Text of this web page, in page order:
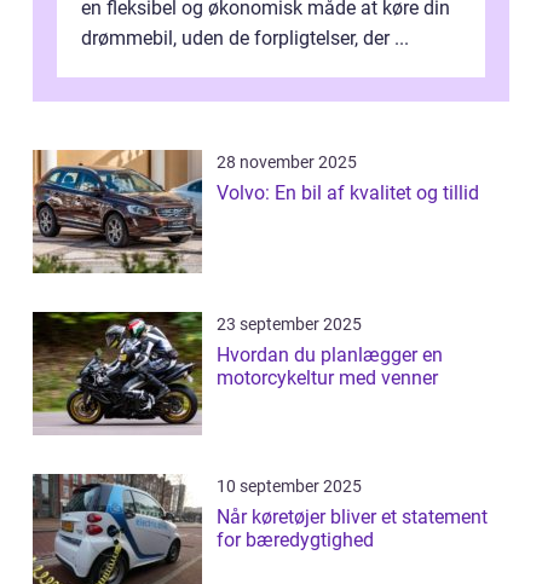
en fleksibel og økonomisk måde at køre din
drømmebil, uden de forpligtelser, der ...
28 november 2025
Volvo: En bil af kvalitet og tillid
23 september 2025
Hvordan du planlægger en
motorcykeltur med venner
10 september 2025
Når køretøjer bliver et statement
for bæredygtighed